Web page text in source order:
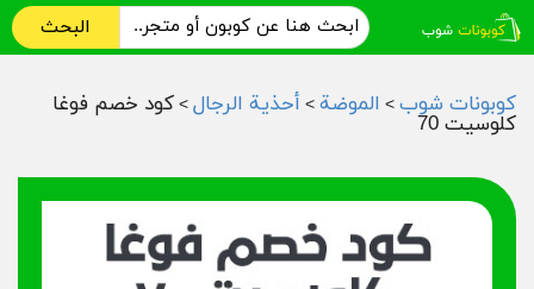
البحث
كوبونات شوب > الموضة > أحذية الرجال > كود خصم فوغا
كلوسيت 70